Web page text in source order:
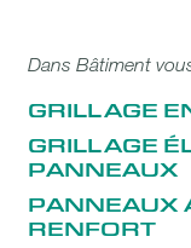
Dans Bâtiment
GRILLAGE
GRILLAGE
PANNEAUX
PANNEAUX
RENFORT